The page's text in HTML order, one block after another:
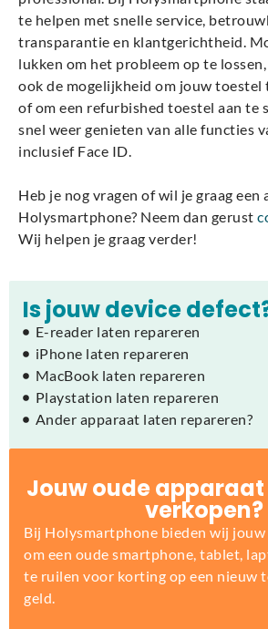
te helpen met snelle service,
transparantie en klantgerichtheid.
lukken om het probleem op te
ook de mogelijkheid om jouw toestel
of om een refurbished toestel aan te
snel weer genieten van alle functies
inclusief Face ID.
Heb je nog vragen of wil je graag een
Holysmartphone? Neem dan gerust
Wij helpen je graag verder!
Is jouw device
E-reader laten repareren
iPhone laten repareren
MacBook laten repareren
Playstation laten repareren
Ander apparaat laten repareren?
Jouw oude
verkopen?
Bij Holysmartphone bieden wij
om een oude smartphone, tablet,
te ruilen voor korting op een nieuw
geld.